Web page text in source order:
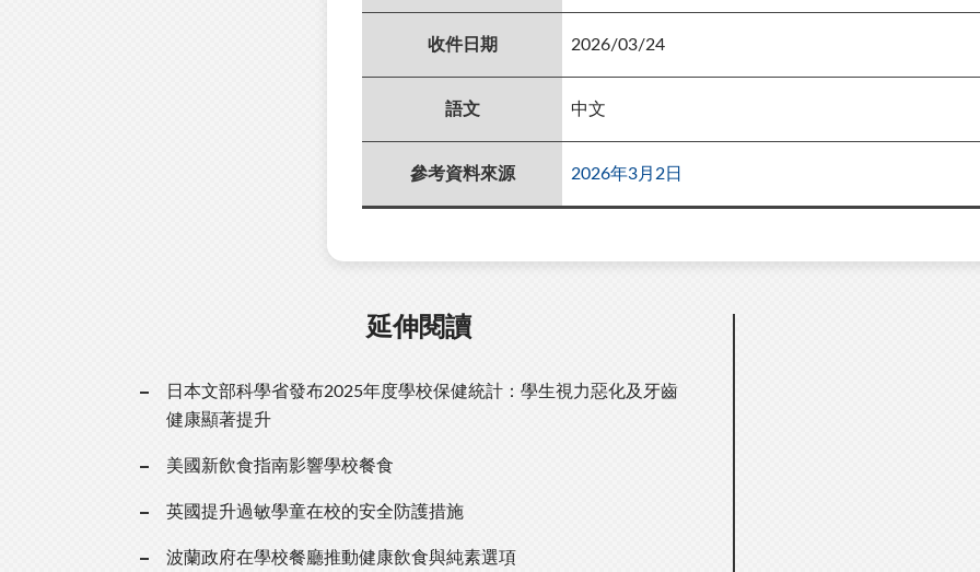
收件日期 2026/03/24
語文 中文
參考資料來源 2026年3月2日
延伸閱讀
日本文部科學省發布2025年度學校保健統計：學生視力惡化及牙齒
健康顯著提升
美國新飲食指南影響學校餐食
英國提升過敏學童在校的安全防護措施
波蘭政府在學校餐廳推動健康飲食與純素選項